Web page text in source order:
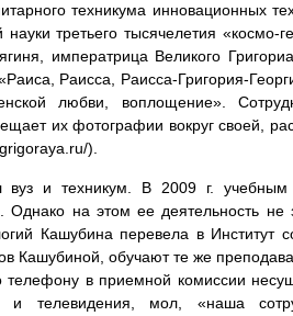
техникума инновационных
третьего тысячелетия «космо-
императрица Великого
Раисса, Раисса-Григория-
любви, воплощение».
их фотографии вокруг своей,
).
вуз и техникум. В 2009 г. учебным
на этом ее деятельность не
Кашубина перевела в Институт
Кашубиной, обучают те же
в приемной комиссии
и телевидения, мол, «наша